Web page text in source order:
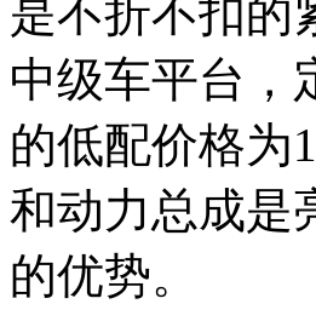
是不折不扣的
中级车平台，
的低配价格为
和动力总成是
的优势。